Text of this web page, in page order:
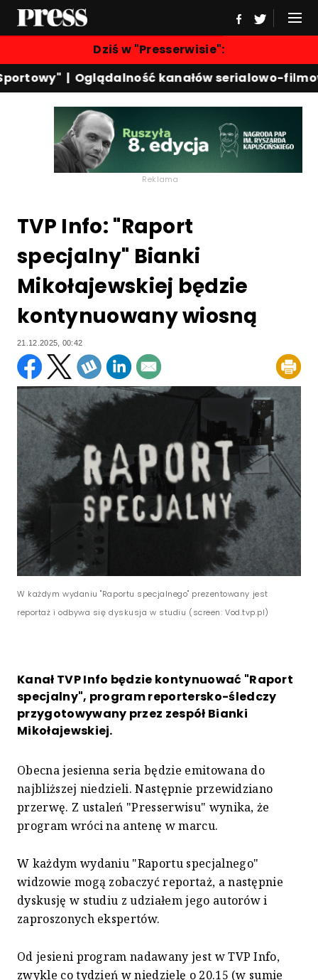
Dziś w "Presserwisie":
|Oglądalność kanałów serialowo-
Reklama
TVP Info: "Raport
specjalny" Bianki
Mikołajewskiej będzie
kontynuowany wiosną
21.12.2025, 00:42
W każdym wydaniu "Raportu specjalnego" prezentowany jest
reportaż i odbywa się dyskusja w studiu (screen: Vod.tvp.pl)
Kanał TVP Info będzie kontynuować "Raport
specjalny", program reportersko-śledczy
przygotowywany przez zespół Bianki
Mikołajewskiej.
Obecna jesienna seria będzie emitowana do
najbliższej niedzieli. Następnie przewidziano
przerwę. Z ustaleń "Presserwisu" wynika, że
program wróci na antenę w marcu.
W każdym wydaniu "Raportu specjalnego"
widzowie mogą zobaczyć reportaż, a następnie
dyskusję w studiu z udziałem jego autorów i
zaproszonych ekspertów.
Od jesieni program nadawany jest w TVP Info,
zwykle co tydzień w niedzielę o 20.15 (w sumie